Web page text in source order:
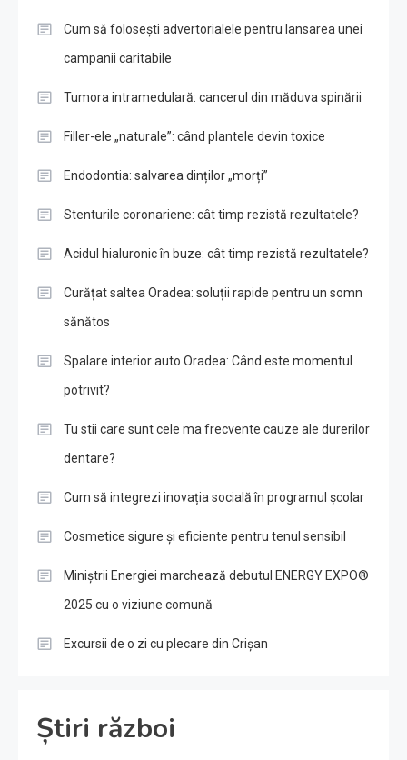
Cum să folosești advertorialele pentru lansarea unei
campanii caritabile
Tumora intramedulară: cancerul din măduva spinării
Filler-ele „naturale”: când plantele devin toxice
Endodontia: salvarea dinților „morți”
Stenturile coronariene: cât timp rezistă rezultatele?
Acidul hialuronic în buze: cât timp rezistă rezultatele?
Curățat saltea Oradea: soluții rapide pentru un somn
sănătos
Spalare interior auto Oradea: Când este momentul
potrivit?
Tu stii care sunt cele ma frecvente cauze ale durerilor
dentare?
Cum să integrezi inovația socială în programul școlar
Cosmetice sigure și eficiente pentru tenul sensibil
Miniștrii Energiei marchează debutul ENERGY EXPO®
2025 cu o viziune comună
Excursii de o zi cu plecare din Crișan
Știri război